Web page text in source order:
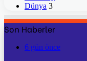
Dünya 3
Son Haberler
6 gün önce